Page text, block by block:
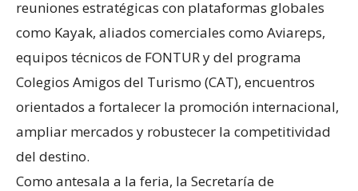
reuniones estratégicas con plataformas globales
como Kayak, aliados comerciales como Aviareps,
equipos técnicos de FONTUR y del programa
Colegios Amigos del Turismo (CAT), encuentros
orientados a fortalecer la promoción internacional,
ampliar mercados y robustecer la competitividad
del destino.
Como antesala a la feria, la Secretaría de